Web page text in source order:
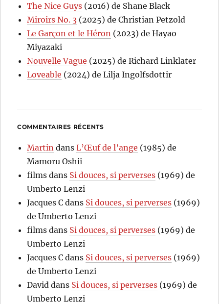
The Nice Guys (2016) de Shane Black
Miroirs No. 3 (2025) de Christian Petzold
Le Garçon et le Héron (2023) de Hayao
Miyazaki
Nouvelle Vague (2025) de Richard Linklater
Loveable (2024) de Lilja Ingolfsdottir
COMMENTAIRES RÉCENTS
Martin dansL’Œuf de l’ange (1985) de
Mamoru Oshii
films dans Si douces, si perverses (1969) de
Umberto Lenzi
Jacques C dans Si douces, si perverses (1969)
de Umberto Lenzi
films dans Si douces, si perverses (1969) de
Umberto Lenzi
Jacques C dans Si douces, si perverses (1969)
de Umberto Lenzi
David dans Si douces, si perverses (1969) de
Umberto Lenzi